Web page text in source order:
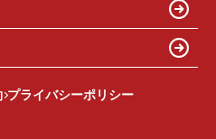
プライバシーポリシー